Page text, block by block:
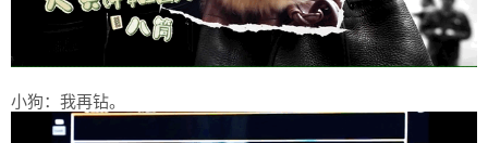
小狗：我再钻。